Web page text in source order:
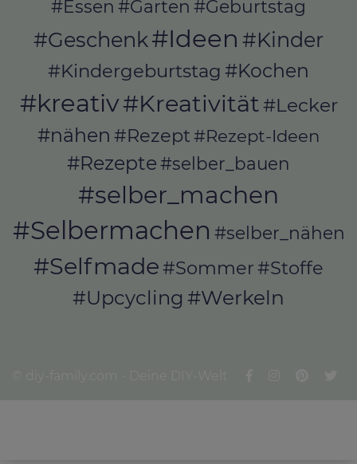
#Essen #Garten #Geburtstag
#Geschenk#Ideen #Kinder
#Kindergeburtstag #Kochen
#kreativ#Kreativität#Lecker
#nähen #Rezept#Rezept-Ideen
#Rezepte#selber_bauen
#selber_machen
#Selbermachen #selber_nähen
#Selfmade#Sommer#Stoffe
#Upcycling #Werkeln